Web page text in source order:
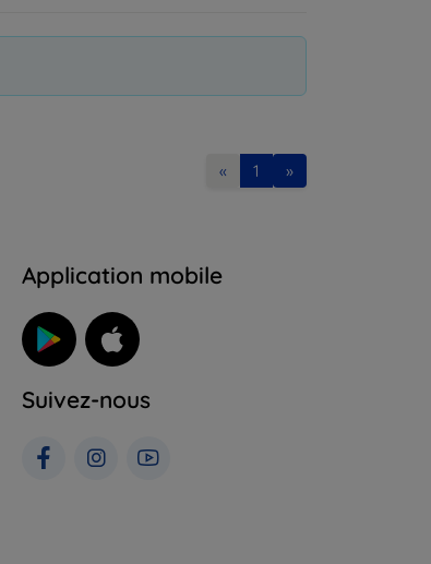
« 1 »
Application mobile
Suivez-nous